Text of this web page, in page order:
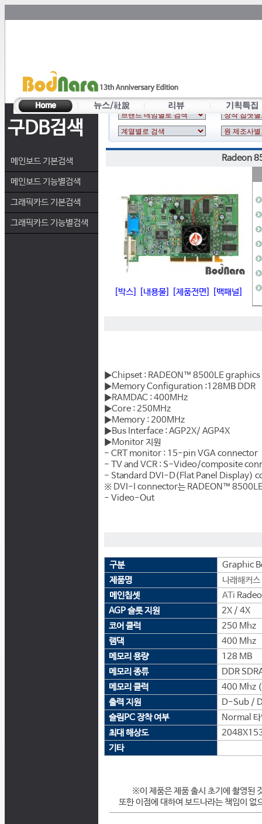
구DB검색
메인보드 기본검색
메인보드 기능별검색
그래픽카드 기본검색
그래픽카드 기능별검색
Radeon
[박스] [내용물] [제품전면] [백패널]
▶Chipset : RADEON™ 8500LE
▶Memory Configuration :128MB DDR
▶RAMDAC : 400MHz
▶Core : 250MHz
▶Memory : 200MHz
▶Bus Interface : AGP2X/ AGP4X
▶Monitor 지원
- CRT monitor : 15-pin VGA connector
- TV and VCR : S-Video/composite
- Standard DVI-D(Flat Panel Display)
※ DVI-I connector는 RADEON™ 8500LE
- Video-Out
구분
Graphic
제품명
나래해커스
메인칩셋
ATi
AGP 슬롯 지원
2X / 4X
코어 클럭
250 Mhz
램댁
400 Mhz
메모리 용량
128 MB
메모리 종류
DDR
메모리 클럭
400 Mhz
출력 지원
D-Sub /
슬림PC 장착 여부
Normal 타
최대 해상도
기타
※이 제품은 제품 출시 초기에 촬영된
또한 이점에 대하여 보드나라는 책임이 없